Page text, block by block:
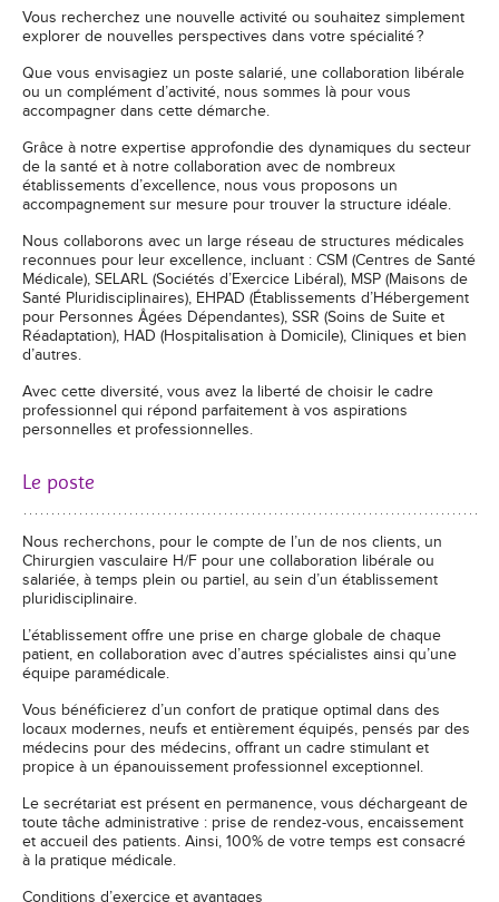
Vous recherchez une nouvelle activité ou souhaitez simplement
explorer de nouvelles perspectives dans votre spécialité ?
Que vous envisagiez un poste salarié, une collaboration libérale
ou un complément d’activité, nous sommes là pour vous
accompagner dans cette démarche.
Grâce à notre expertise approfondie des dynamiques du secteur
de la santé et à notre collaboration avec de nombreux
établissements d’excellence, nous vous proposons un
accompagnement sur mesure pour trouver la structure idéale.
Nous collaborons avec un large réseau de structures médicales
reconnues pour leur excellence, incluant : CSM (Centres de Santé
Médicale), SELARL (Sociétés d’Exercice Libéral), MSP (Maisons de
Santé Pluridisciplinaires), EHPAD (Établissements d’Hébergement
pour Personnes Âgées Dépendantes), SSR (Soins de Suite et
Réadaptation), HAD (Hospitalisation à Domicile), Cliniques et bien
d’autres.
Avec cette diversité, vous avez la liberté de choisir le cadre
professionnel qui répond parfaitement à vos aspirations
personnelles et professionnelles.
Le poste
Nous recherchons, pour le compte de l’un de nos clients, un
Chirurgien vasculaire H/F pour une collaboration libérale ou
salariée, à temps plein ou partiel, au sein d’un établissement
pluridisciplinaire.
L’établissement offre une prise en charge globale de chaque
patient, en collaboration avec d’autres spécialistes ainsi qu’une
équipe paramédicale.
Vous bénéficierez d’un confort de pratique optimal dans des
locaux modernes, neufs et entièrement équipés, pensés par des
médecins pour des médecins, offrant un cadre stimulant et
propice à un épanouissement professionnel exceptionnel.
Le secrétariat est présent en permanence, vous déchargeant de
toute tâche administrative : prise de rendez-vous, encaissement
et accueil des patients. Ainsi, 100% de votre temps est consacré
à la pratique médicale.
Conditions d’exercice et avantages